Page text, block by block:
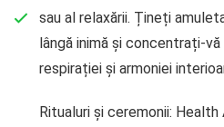
sau al relaxării. Țineți
lângă inimă și concentrați-
respirației și armoniei
Ritualuri și ceremonii: